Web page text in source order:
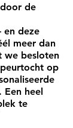
de
en deze
meer dan
we besloten
op
heel
te